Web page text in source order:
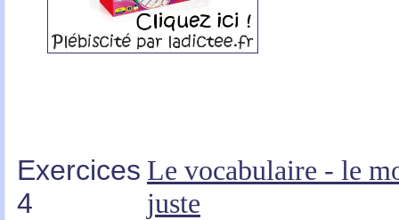
Exercices
4
Le vocabulaire - le
juste